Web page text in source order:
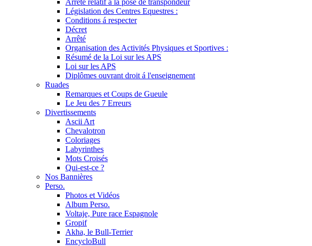
Législation des Centres Equestres :
Conditions á respecter
Décret
Arrêté
Organisation des Activités Physiques et Sportives :
Résumé de la Loi sur les APS
Loi sur les APS
Diplômes ouvrant droit á l'enseignement
Ruades
Remarques et Coups de Gueule
Le Jeu des 7 Erreurs
Divertissements
Ascii Art
Chevalotron
Coloriages
Labyrinthes
Mots Croisés
Qui-est-ce ?
Nos Bannières
Perso.
Photos et Vidéos
Album Perso.
Voltaje, Pure race Espagnole
Gropif
Akha, le Bull-Terrier
EncycloBull